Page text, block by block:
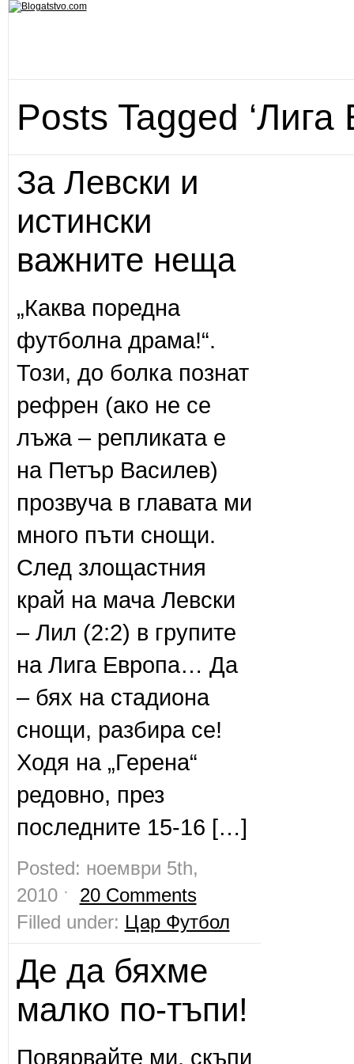
Posts Tagged ‘Лига
За Левски и
истински
важните неща
„Каква поредна
футболна драма!“.
Този, до болка познат
рефрен (ако не се
лъжа – репликата е
на Петър Василев)
прозвуча в главата ми
много пъти снощи.
След злощастния
край на мача Левски
– Лил (2:2) в групите
на Лига Европа… Да
– бях на стадиона
снощи, разбира се!
Ходя на „Герена“
редовно, през
последните 15-16 […]
Posted: ноември 5th,
2010 ˑ 20 Comments
Filled under: Цар Футбол
Де да бяхме
малко по-тъпи!
Повярвайте ми, скъпи